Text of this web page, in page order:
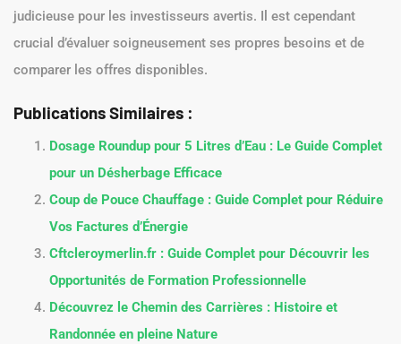
judicieuse pour les investisseurs avertis. Il est cependant
crucial d’évaluer soigneusement ses propres besoins et de
comparer les offres disponibles.
Publications Similaires :
Dosage Roundup pour 5 Litres d’Eau : Le Guide Complet
pour un Désherbage Efficace
Coup de Pouce Chauffage : Guide Complet pour Réduire
Vos Factures d’Énergie
Cftcleroymerlin.fr : Guide Complet pour Découvrir les
Opportunités de Formation Professionnelle
Découvrez le Chemin des Carrières : Histoire et
Randonnée en pleine Nature